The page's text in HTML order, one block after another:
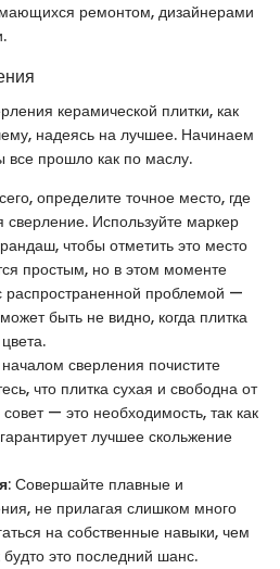
ремонтом, дизайнерами
керамической плитки, как
надеясь на лучшее. Начинаем
все прошло как по маслу.
определите точное место, где
сверление. Используйте маркер
чтобы отметить это место
простым, но в этом моменте
распространенной проблемой —
быть не видно, когда плитка
сверления почистите
что плитка сухая и свободна от
— это необходимость, так как
лучшее скольжение
: Совершайте плавные и
не прилагая слишком много
на собственные навыки, чем
будто это последний шанс.